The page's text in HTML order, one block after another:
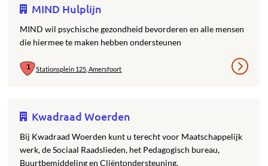
MIND Hulplijn
MIND wil psychische gezondheid bevorderen en alle mensen
die hiermee te maken hebben ondersteunen
Stationsplein 125, Amersfoort
Kwadraad Woerden
Bij Kwadraad Woerden kunt u terecht voor Maatschappelijk
werk, de Sociaal Raadslieden, het Pedagogisch bureau,
Buurtbemiddeling en Cliëntondersteuning.